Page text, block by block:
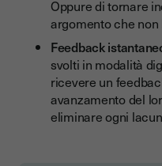
Oppure di tornare
argomento che
Feedback
svolti in modalità
ricevere un
avanzamento del
eliminare ogni